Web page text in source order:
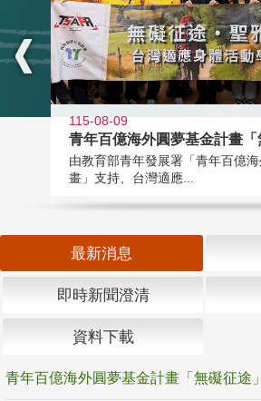
115-08-09
青年百億海外圓夢基金計畫「
由教育部青年發展署「青年百億
畫」支持、台灣適應...
最新消息
即時新聞澄清
資料下載